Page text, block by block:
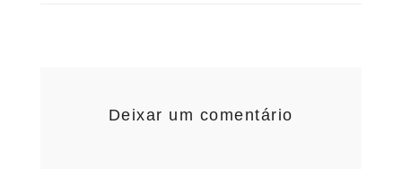
Deixar um comentário